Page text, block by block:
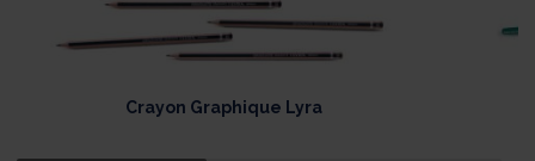
Crayon Graphique Lyra